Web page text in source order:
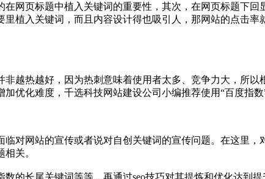
页标题中植入关键词的重要性，其次，在网页标题下回显
植入关键词，而且内容设计得也吸引人，那网站的点击率
热越好，因为热刺意味着使用者太多、竞争力大，所以
优化难度，千选科技网站建设公司小编推荐使用“百度指数
网站的宣传或者说对自创关键词的宣传问题。在这里，
关。
长尾关键词等等，再通过seo技巧对其提炼和优化达到提